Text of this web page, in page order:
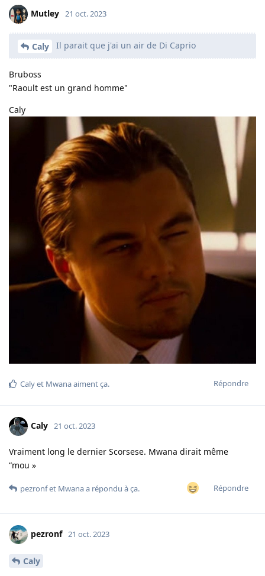
Mutley 21 oct. 2023
Caly Il parait que j'ai un air de Di Caprio
Bruboss
"Raoult est un grand homme"
Caly
Répondre
Calyet Mwanaaiment ça.
Caly 21 oct. 2023
Vraiment long le dernier Scorsese. Mwana dirait même
“mou »
Répondre
pezronfet Mwanaa répondu à ça.
pezronf 21 oct. 2023
Caly